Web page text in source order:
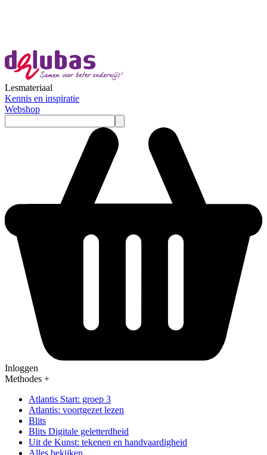
Lesmateriaal
Kennis en inspiratie
Webshop
Inloggen
Methodes +
Atlantis Start: groep 3
Atlantis: voortgezet lezen
Blits
Blits Digitale geletterdheid
Uit de Kunst: tekenen en handvaardigheid
Alles bekijken